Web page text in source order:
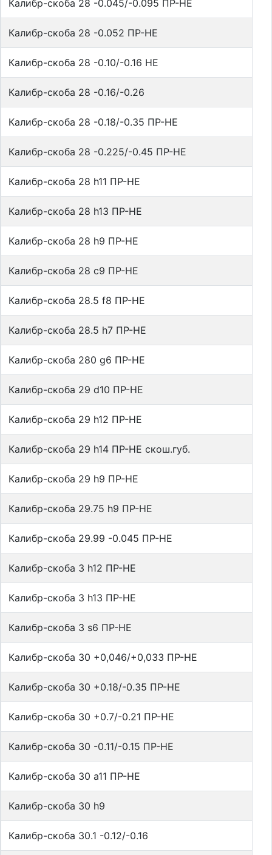
Калибр-скоба 28 -0.045/-0.095 ПР-НЕ
Калибр-скоба 28 -0.052 ПР-НЕ
Калибр-скоба 28 -0.10/-0.16 НЕ
Калибр-скоба 28 -0.16/-0.26
Калибр-скоба 28 -0.18/-0.35 ПР-НЕ
Калибр-скоба 28 -0.225/-0.45 ПР-НЕ
Калибр-скоба 28 h11 ПР-НЕ
Калибр-скоба 28 h13 ПР-НЕ
Калибр-скоба 28 h9 ПР-НЕ
Калибр-скоба 28 с9 ПР-НЕ
Калибр-скоба 28.5 f8 ПР-НЕ
Калибр-скоба 28.5 h7 ПР-НЕ
Калибр-скоба 280 g6 ПР-НЕ
Калибр-скоба 29 d10 ПР-НЕ
Калибр-скоба 29 h12 ПР-НЕ
Калибр-скоба 29 h14 ПР-НЕ скош.губ.
Калибр-скоба 29 h9 ПР-НЕ
Калибр-скоба 29.75 h9 ПР-НЕ
Калибр-скоба 29.99 -0.045 ПР-НЕ
Калибр-скоба 3 h12 ПР-НЕ
Калибр-скоба 3 h13 ПР-НЕ
Калибр-скоба 3 s6 ПР-НЕ
Калибр-скоба 30 +0,046/+0,033 ПР-НЕ
Калибр-скоба 30 +0.18/-0.35 ПР-НЕ
Калибр-скоба 30 +0.7/-0.21 ПР-НЕ
Калибр-скоба 30 -0.11/-0.15 ПР-НЕ
Калибр-скоба 30 a11 ПР-НЕ
Калибр-скоба 30 h9
Калибр-скоба 30.1 -0.12/-0.16